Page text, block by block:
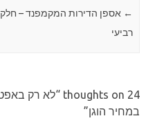
←אספן הדירות המקמפנד – חלק
רביעי
24 thoughts on “
לא רק באפט
במחיר הוגן”